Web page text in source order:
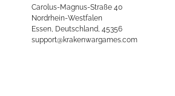
Carolus-Magnus-Straße 40
Nordrhein-Westfalen
Essen, Deutschland, 45356
support@krakenwargames.com